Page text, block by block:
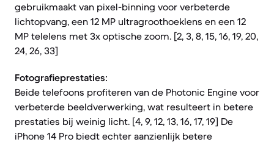
gebruikmaakt van pixel-binning voor verbeterde
lichtopvang, een 12 MP ultragroothoeklens en een 12
MP telelens met 3x optische zoom. [2, 3, 8, 15, 16, 19, 20,
24, 26, 33]
Fotografieprestaties:
Beide telefoons profiteren van de Photonic Engine voor
verbeterde beeldverwerking, wat resulteert in betere
prestaties bij weinig licht. [4, 9, 12, 13, 16, 17, 19] De
iPhone 14 Pro biedt echter aanzienlijk betere